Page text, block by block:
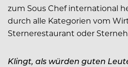
zum Sous Chef international
durch alle Kategorien vom
Sternerestaurant oder
Klingt, als würden guten